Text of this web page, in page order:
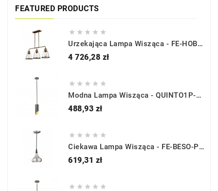
FEATURED PRODUCTS
    
Urzekająca Lampa Wisząca - FE-HOBSON-3P-AB - Mosiądz - Feiss
4 726,28 złCena
    
Modna Lampa Wisząca - QUINTO1P-GPN - Elstead Lighting
488,93 złCena
    
Ciekawa Lampa Wisząca - FE-BESO-P-S-BS - Feiss
619,31 złCena
    